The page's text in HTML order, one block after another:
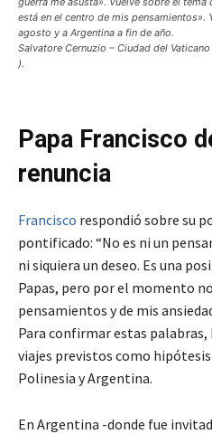
está en el centro de mis pensamientos».
agosto y a Argentina a fin de año.
Salvatore Cernuzio – Ciudad del
).
Papa Francisco
renuncia
Francisco respondió sobre su
pontificado: “No es ni un
ni siquiera un deseo. Es una
Papas, pero por el momento
pensamientos y de mis
Para confirmar estas palabras,
viajes previstos como
Polinesia y Argentina.
En Argentina -donde fue